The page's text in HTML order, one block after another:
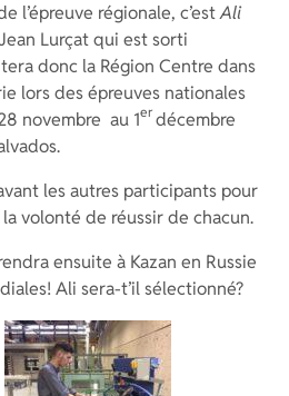
l’épreuve régionale, c’estAli
Lurçat qui est sorti
donc la Région Centre dans
lors des épreuves nationales
novembre au 1er décembre
les autres participants pour
volonté de réussir de chacun.
ensuite à Kazan en Russie
Ali sera-t’il sélectionné?